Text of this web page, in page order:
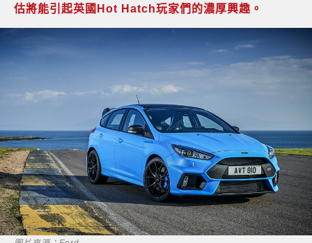
估將能引起英國Hot Hatch玩家們的濃厚興趣。